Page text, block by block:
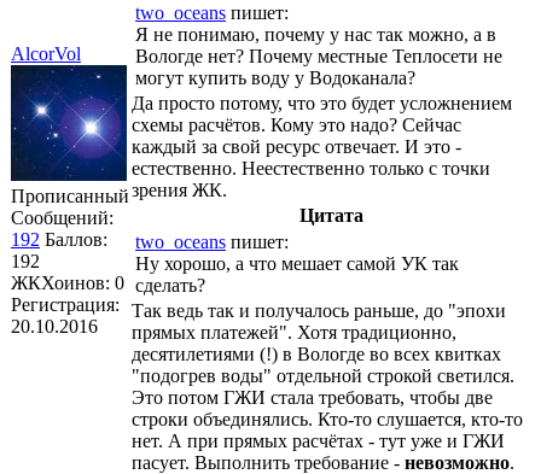
AlcorVol
Прописанный
Сообщений:
192 Баллов:
192
ЖКХоинов: 0
Регистрация:
20.10.2016
two_oceans пишет:
Я не понимаю, почему у нас так можно, а в
Вологде нет? Почему местные Теплосети не
могут купить воду у Водоканала?
Да просто потому, что это будет усложнением
схемы расчётов. Кому это надо? Сейчас
каждый за свой ресурс отвечает. И это -
естественно. Неестественно только с точки
зрения ЖК.
Цитата
two_oceans пишет:
Ну хорошо, а что мешает самой УК так
сделать?
Так ведь так и получалось раньше, до "эпохи
прямых платежей". Хотя традиционно,
десятилетиями (!) в Вологде во всех квитках
"подогрев воды" отдельной строкой светился.
Это потом ГЖИ стала требовать, чтобы две
строки объединялись. Кто-то слушается, кто-то
нет. А при прямых расчётах - тут уже и ГЖИ
пасует. Выполнить требование - невозможно.